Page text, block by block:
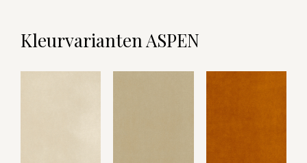
Kleurvarianten ASPEN